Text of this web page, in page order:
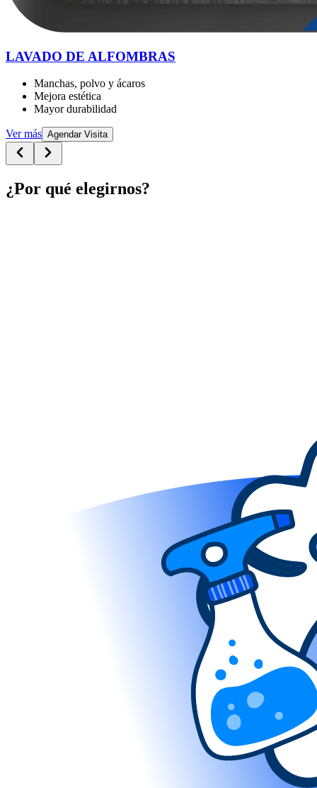
LAVADO DE ALFOMBRAS
Manchas, polvo y ácaros
Mejora estética
Mayor durabilidad
Ver más Agendar Visita
¿Por qué elegirnos?